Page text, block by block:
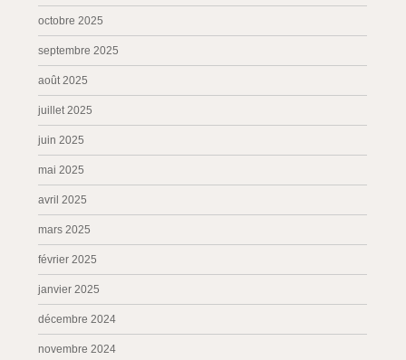
octobre 2025
septembre 2025
août 2025
juillet 2025
juin 2025
mai 2025
avril 2025
mars 2025
février 2025
janvier 2025
décembre 2024
novembre 2024